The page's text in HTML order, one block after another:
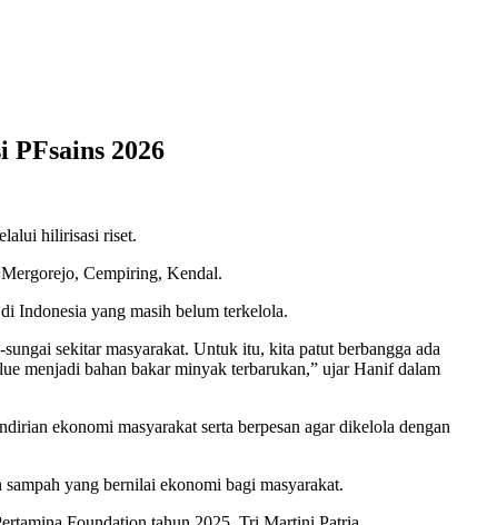
2026
hilirisasi riset.
Cempiring, Kendal.
Indonesia yang masih belum terkelola.
sekitar masyarakat. Untuk itu, kita patut berbangga ada
menjadi bahan bakar minyak terbarukan,” ujar Hanif dalam
ekonomi masyarakat serta berpesan agar dikelola dengan
yang bernilai ekonomi bagi masyarakat.